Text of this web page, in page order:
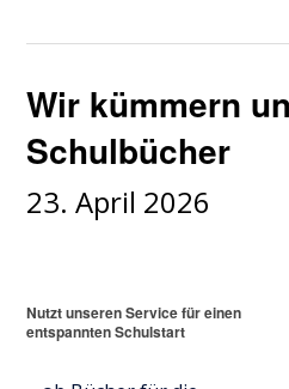
Wir kümmern
Schulbücher
23. April 2026
Nutzt unseren Service für einen
entspannten Schulstart